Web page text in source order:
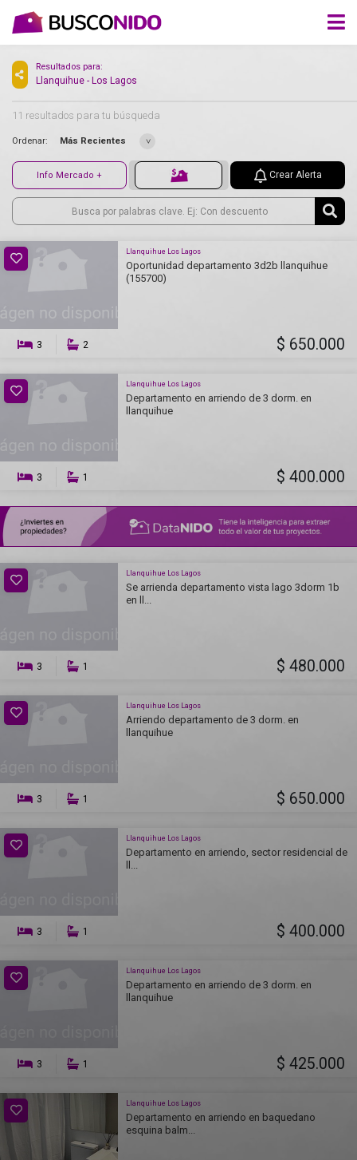
Resultados para:
Llanquihue - Los Lagos
11 resultados para tu búsqueda
Ordenar: Más Recientes
Info Mercado + Crear Alerta
Llanquihue Los Lagos
Oportunidad departamento 3d2b llanquihue
(155700)
3 2 $ 650.000
Llanquihue Los Lagos
Departamento en arriendo de 3 dorm. en
llanquihue
3 1 $ 400.000
Llanquihue Los Lagos
Se arrienda departamento vista lago 3dorm 1b
en ll...
3 1 $ 480.000
Llanquihue Los Lagos
Arriendo departamento de 3 dorm. en
llanquihue
3 1 $ 650.000
Llanquihue Los Lagos
Departamento en arriendo, sector residencial de
ll...
3 1 $ 400.000
Llanquihue Los Lagos
Departamento en arriendo de 3 dorm. en
llanquihue
3 1 $ 425.000
Llanquihue Los Lagos
Departamento en arriendo en baquedano
esquina balm...